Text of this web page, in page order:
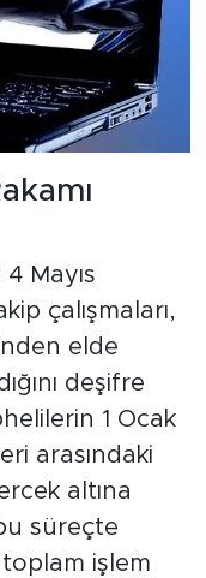
Mayıs
çalışmaları,
elde
deşifre
1 Ocak
arasındaki
altına
süreçte
işlem